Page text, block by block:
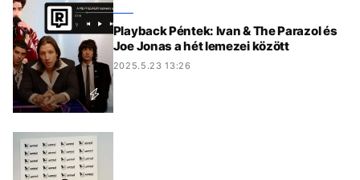
Playback Péntek: Ivan & The Parazol és
Joe Jonas a hét lemezei között
2025.5.23 13:26